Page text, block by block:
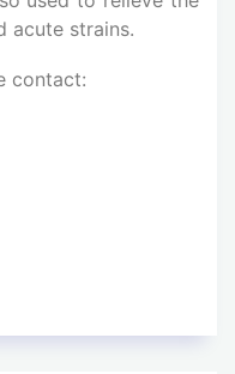
acute strains.
contact: